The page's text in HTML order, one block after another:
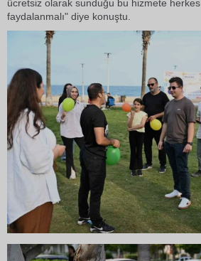
ücretsiz olarak sunduğu bu hizmete herkes
faydalanmalı" diye konuştu.